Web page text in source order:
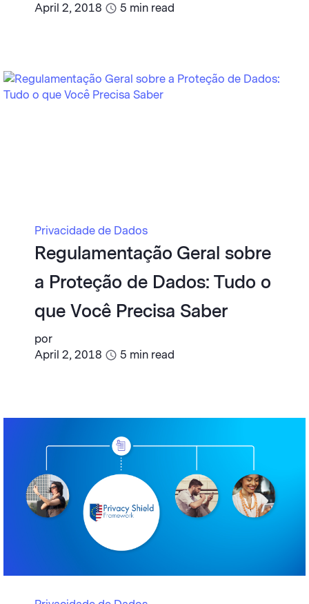
April 2, 2018
5 min read
Privacidade de Dados
Regulamentação Geral sobre
a Proteção de Dados: Tudo o
que Você Precisa Saber
por
April 2, 2018
5 min read